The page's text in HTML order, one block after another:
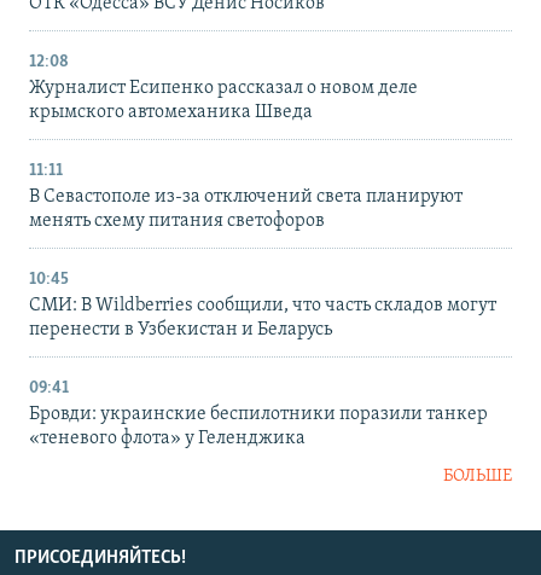
ОТК «Одесса» ВСУ Денис Носиков
12:08
Журналист Есипенко рассказал о новом деле
крымского автомеханика Шведа
11:11
В Севастополе из-за отключений света планируют
менять схему питания светофоров
10:45
СМИ: В Wildberries сообщили, что часть складов могут
перенести в Узбекистан и Беларусь
09:41
Бровди: украинские беспилотники поразили танкер
«теневого флота» у Геленджика
БОЛЬШЕ
ПРИСОЕДИНЯЙТЕСЬ!